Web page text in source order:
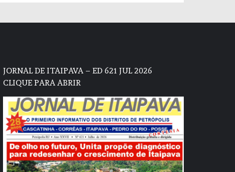
JORNAL DE ITAIPAVA – ED 621 JUL 2026
CLIQUE PARA ABRIR